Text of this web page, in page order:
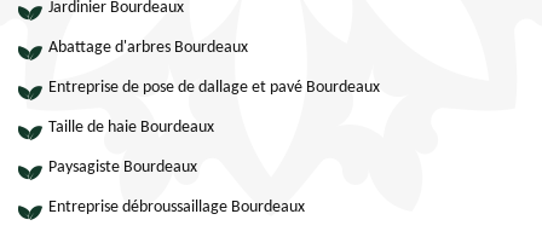
Jardinier Bourdeaux
Abattage d'arbres Bourdeaux
Entreprise de pose de dallage et pavé Bourdeaux
Taille de haie Bourdeaux
Paysagiste Bourdeaux
Entreprise débroussaillage Bourdeaux